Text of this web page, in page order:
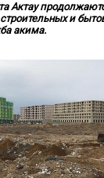
Актау
и
акима.